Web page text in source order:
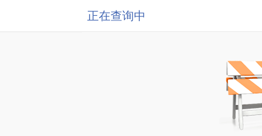
正在查询中